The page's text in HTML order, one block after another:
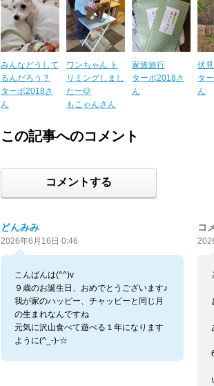
みんなどうして
るんだろう？
ターボ2018さ
ん
ワンちゃん ト
リミングしまし
たー🐶
もこゃんさん
家族旅行
ターボ2018さ
ん
伏
タ
ん
この記事へのコメント
コメントする
どんみみ
2026年6月16日 0:46
こんばんは(^^)v
９歳のお誕生日、おめでとうございます♪
我が家のハッピー、チャッピーと同じ月
の生まれなんですね
元気に沢山食べて遊べる１年になります
ように(^_-)-☆
コ